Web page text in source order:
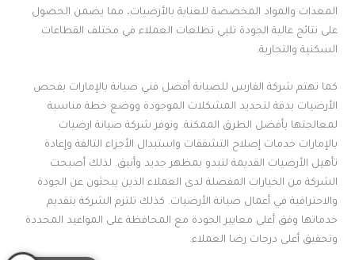
المعدات والمواد المخصصة للعناية بالأرضيات، مما يضمن الحصول
على نتائج عالية الجودة تلبي تطلعات العملاء في مختلف القطاعات
السكنية والتجارية.
كما تهتم شركة الفارس للصيانة أفضل فني صيانة بالإمارات بفحص
الأرضيات بدقة لتحديد المشكلات الموجودة ووضع خطة مناسبة
لمعالجتها بأفضل الطرق الممكنة. وتوفر شركة صيانة ارضيات
بالإمارات خدمات إصلاح التشققات واستبدال الأجزاء التالفة وإعادة
تأهيل الأرضيات القديمة لتبدو بمظهر جديد وأنيق. لذلك أصبحت
الشركة من الخيارات المفضلة لدى العملاء الذين يبحثون عن الجودة
والاحترافية في أعمال صيانة الأرضيات. كذلك تلتزم الشركة بتقديم
خدماتها وفق أعلى معايير الجودة مع المحافظة على المواعيد المحددة
وتحقيق أعلى درجات رضا العملاء.